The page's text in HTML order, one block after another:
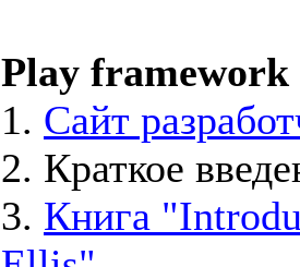
Play framework
1. Сайт
2. Краткое
3. Книга